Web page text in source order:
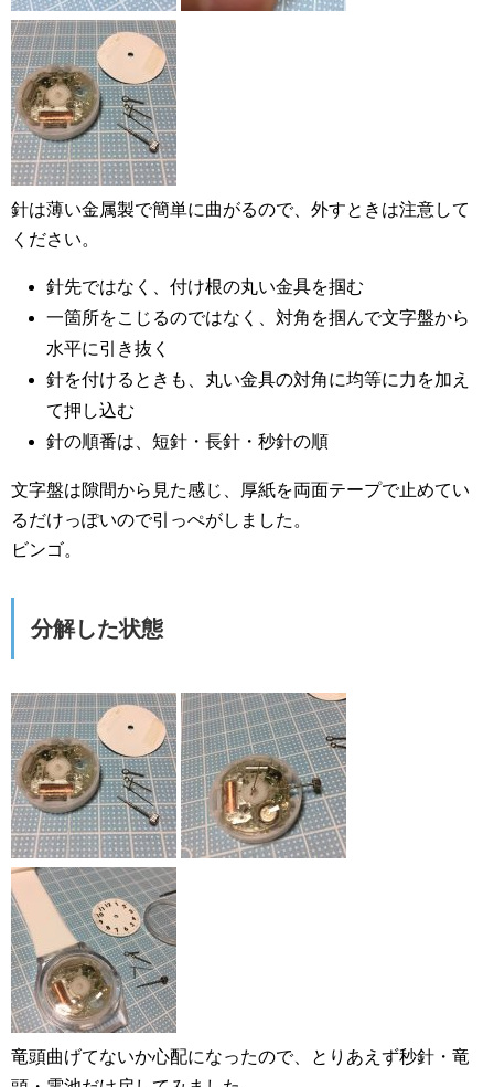
針は薄い金属製で簡単に曲がるので、外すときは注意して
ください。
針先ではなく、付け根の丸い金具を掴む
一箇所をこじるのではなく、対角を掴んで文字盤から
水平に引き抜く
針を付けるときも、丸い金具の対角に均等に力を加え
て押し込む
針の順番は、短針・長針・秒針の順
文字盤は隙間から見た感じ、厚紙を両面テープで止めてい
るだけっぽいので引っぺがしました。
ビンゴ。
分解した状態
竜頭曲げてないか心配になったので、とりあえず秒針・竜